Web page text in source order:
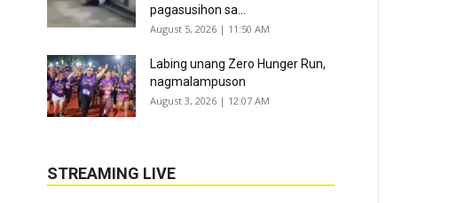
pagasusihon sa...
August 5, 2026 | 11:50 AM
Labing unang Zero Hunger Run,
nagmalampuson
August 3, 2026 | 12:07 AM
STREAMING LIVE